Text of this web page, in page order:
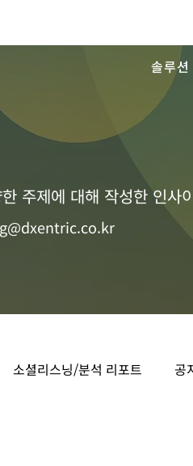
솔루션
주제에 대해 작성한 인사
소셜리스닝/분석 리포트 공